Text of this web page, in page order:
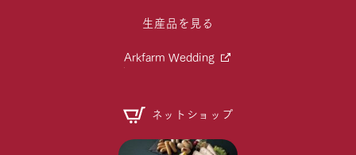
生産品を見る
Arkfarm Wedding
ネットショップ